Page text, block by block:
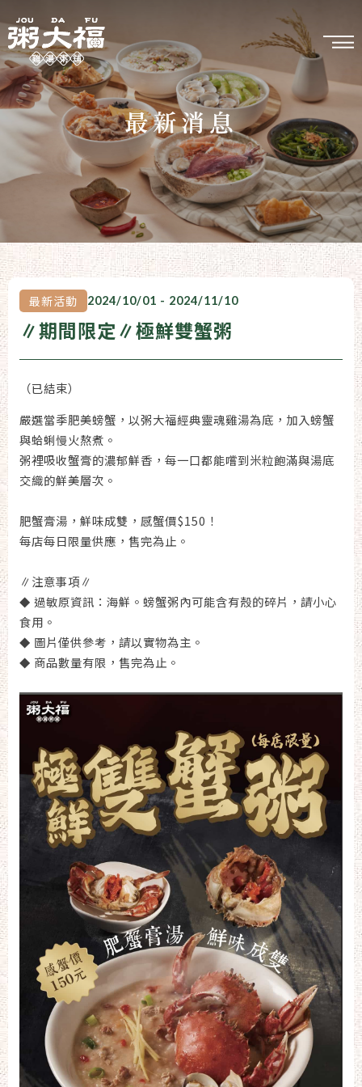
最新消息
最新活動 2024/10/01 - 2024/11/10
∥期間限定∥極鮮雙蟹粥
（已結束）
嚴選當季肥美螃蟹，以粥大福經典靈魂雞湯為底，加入螃蟹
與蛤蜊慢火熬煮。
粥裡吸收蟹膏的濃郁鮮香，每一口都能嚐到米粒飽滿與湯底
交織的鮮美層次。
肥蟹膏湯，鮮味成雙，感蟹價$150！
每店每日限量供應，售完為止。
∥注意事項∥
◆ 過敏原資訊：海鮮。螃蟹粥內可能含有殼的碎片，請小心
食用。
◆ 圖片僅供參考，請以實物為主。
◆ 商品數量有限，售完為止。